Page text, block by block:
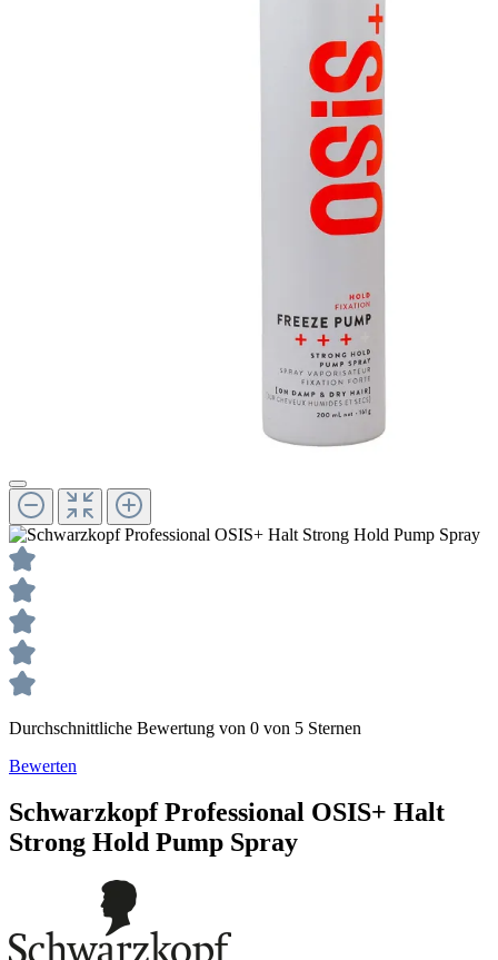
Durchschnittliche Bewertung von 0 von 5 Sternen
Bewerten
Schwarzkopf Professional OSIS+ Halt
Strong Hold Pump Spray